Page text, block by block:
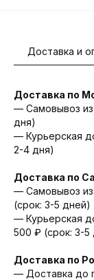
Доставка и
Доставка по
— Самовывоз
дня)
— Курьерская
2-4 дня)
Доставка по
— Cамовывоз
(срок: 3-5 дней)
— Курьерская
500 ₽ (срок: 3-5
Доставка по
— Доставка до